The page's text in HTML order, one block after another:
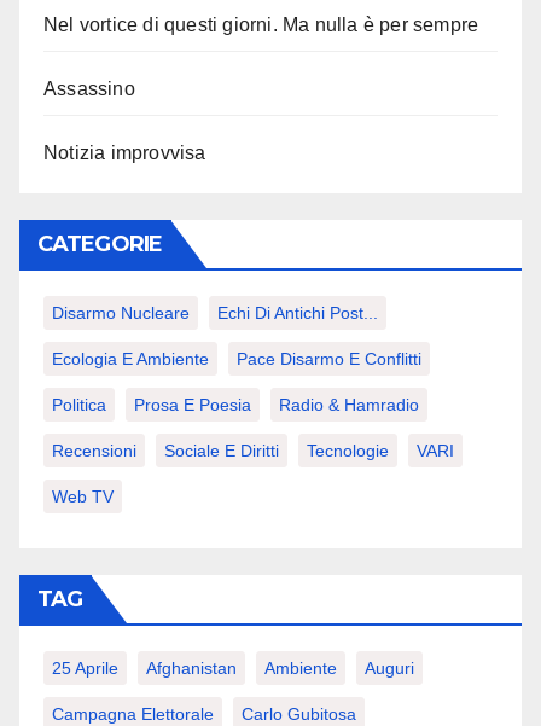
Nel vortice di questi giorni. Ma nulla è per sempre
Assassino
Notizia improvvisa
CATEGORIE
Disarmo Nucleare Echi Di Antichi Post...
Ecologia E Ambiente Pace Disarmo E Conflitti
Politica Prosa E Poesia Radio & Hamradio
Recensioni Sociale E Diritti Tecnologie VARI
Web TV
TAG
25 Aprile Afghanistan Ambiente Auguri
Campagna Elettorale Carlo Gubitosa